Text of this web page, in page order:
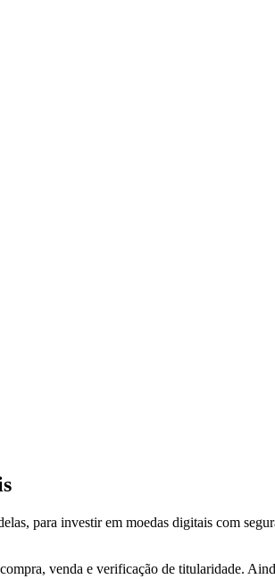
para investir em moedas digitais com
venda e verificação de titularidade.